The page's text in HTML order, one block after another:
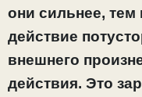
они сильнее,
действие
внешнего
действия. Это